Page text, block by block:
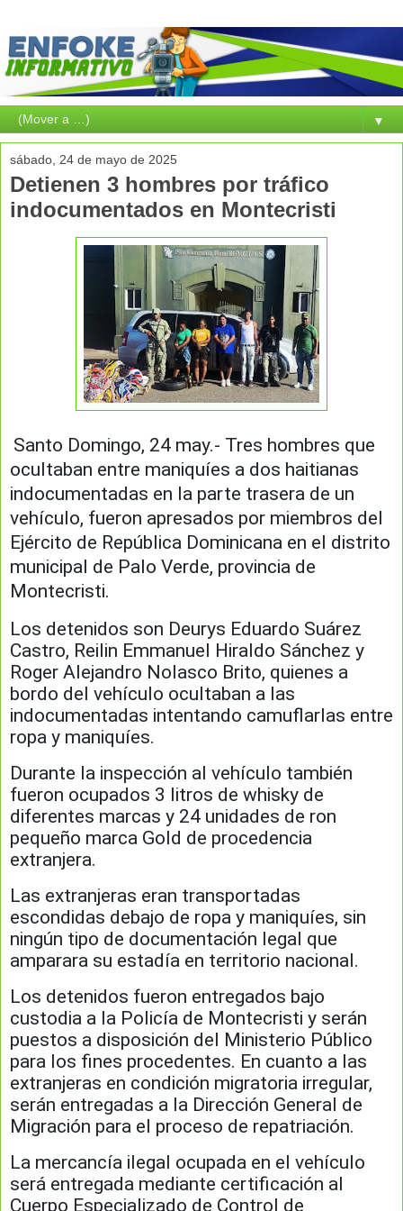
▼
sábado, 24 de mayo de 2025
Detienen 3 hombres por tráfico
indocumentados en Montecristi
Santo Domingo, 24 may.- Tres hombres que
ocultaban entre maniquíes a dos haitianas
indocumentadas en la parte trasera de un
vehículo, fueron apresados por miembros del
Ejército de República Dominicana en el distrito
municipal de Palo Verde, provincia de
Montecristi.
Los detenidos son Deurys Eduardo Suárez
Castro, Reilin Emmanuel Hiraldo Sánchez y
Roger Alejandro Nolasco Brito, quienes a
bordo del vehículo ocultaban a las
indocumentadas intentando camuflarlas entre
ropa y maniquíes.
Durante la inspección al vehículo también
fueron ocupados 3 litros de whisky de
diferentes marcas y 24 unidades de ron
pequeño marca Gold de procedencia
extranjera.
Las extranjeras eran transportadas
escondidas debajo de ropa y maniquíes, sin
ningún tipo de documentación legal que
amparara su estadía en territorio nacional.
Los detenidos fueron entregados bajo
custodia a la Policía de Montecristi y serán
puestos a disposición del Ministerio Público
para los fines procedentes. En cuanto a las
extranjeras en condición migratoria irregular,
serán entregadas a la Dirección General de
Migración para el proceso de repatriación.
La mercancía ilegal ocupada en el vehículo
será entregada mediante certificación al
Cuerpo Especializado de Control de